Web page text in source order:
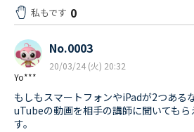
私もです 0
Yo***
No.0003
20/03/24 (火) 20:32
もしもスマートフォンやiPadが2つある
uTubeの動画を相手の講師に聞いても
す。